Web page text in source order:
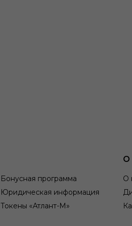
Бонусная программа
Юридическая информация
Токены «Атлант-М»
О
О